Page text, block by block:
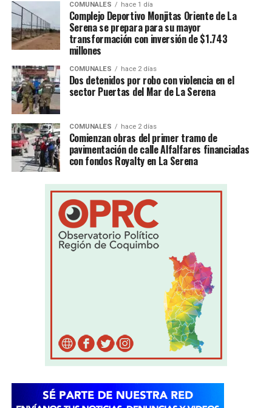
COMUNALES hace 1 día
Complejo Deportivo Monjitas Oriente de La
Serena se prepara para su mayor
transformación con inversión de $1.743
millones
COMUNALES hace 2 días
Dos detenidos por robo con violencia en el
sector Puertas del Mar de La Serena
COMUNALES hace 2 días
Comienzan obras del primer tramo de
pavimentación de calle Alfalfares financiadas
con fondos Royalty en La Serena